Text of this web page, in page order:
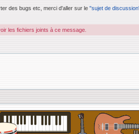
des bugs etc, merci d'aller sur le"sujet de
les fichiers joints à ce message.